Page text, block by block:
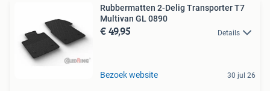
Rubbermatten 2-Delig Transporter T7
Multivan GL 0890
€ 49,95 Details
Bezoek website 30 jul 26